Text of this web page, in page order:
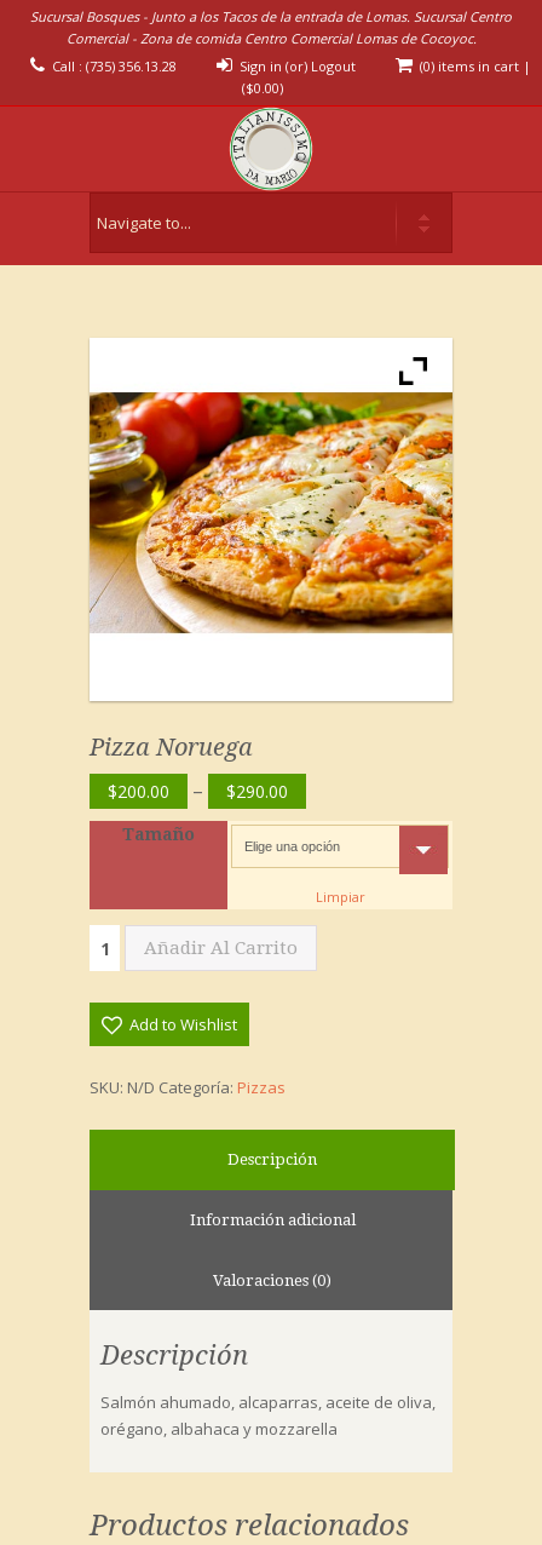
Sucursal Bosques - Junto a los Tacos de la entrada de Lomas. Sucursal Centro
Comercial - Zona de comida Centro Comercial Lomas de Cocoyoc.
Call : (735) 356.13.28
Sign in (or) Logout (0) items in cart|
($0.00)
Pizza Noruega
$200.00 – $290.00
Tamaño
Limpiar
Pizza
Noruega
cantidad
Añadir Al Carrito
Add to Wishlist
SKU: N/D Categoría: Pizzas
Descripción
Información adicional
Valoraciones (0)
Descripción
Salmón ahumado, alcaparras, aceite de oliva,
orégano, albahaca y mozzarella
Productos relacionados